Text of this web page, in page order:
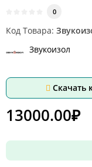
0
Код Товара:
Звукоизол
Скачать
13000.00₽